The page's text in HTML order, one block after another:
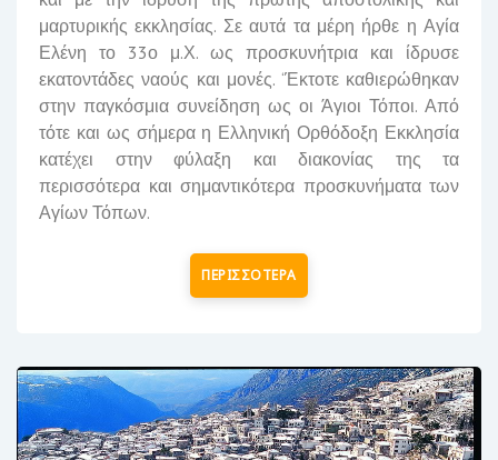
μαρτυρικής εκκλησίας. Σε αυτά τα μέρη ήρθε η Αγία
Ελένη το 33ο μ.Χ. ως προσκυνήτρια και ίδρυσε
εκατοντάδες ναούς και μονές. ‘Έκτοτε καθιερώθηκαν
στην παγκόσμια συνείδηση ως οι Άγιοι Τόποι. Από
τότε και ως σήμερα η Ελληνική Ορθόδοξη Εκκλησία
κατέχει στην φύλαξη και διακονίας της τα
περισσότερα και σημαντικότερα προσκυνήματα των
Αγίων Τόπων.
ΠΕΡΙΣΣΟΤΕΡΑ